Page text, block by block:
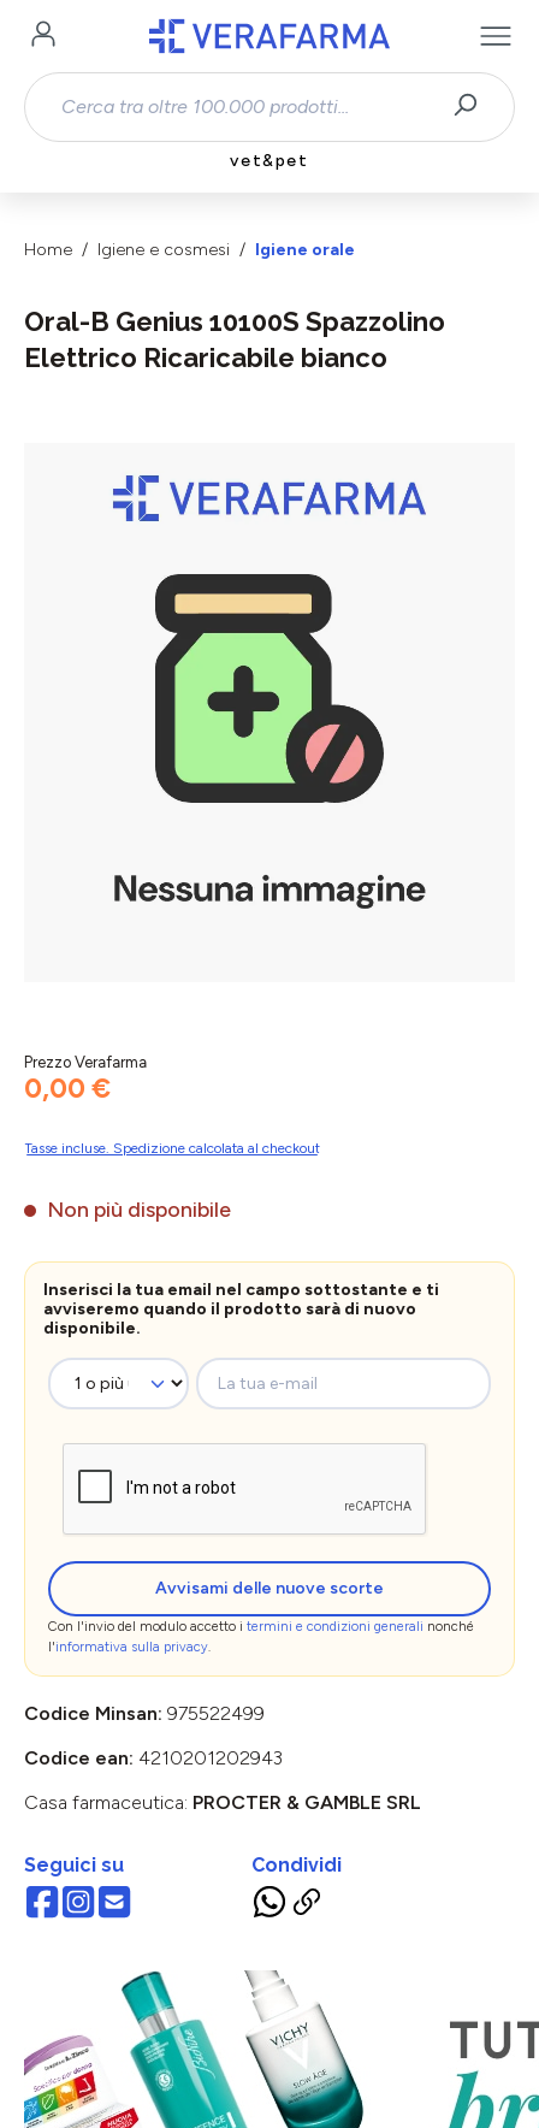
Passa al contenuto principale
vet&pet
Home Igiene e cosmesi Igiene orale
Oral-B Genius 10100S Spazzolino
Elettrico Ricaricabile bianco
Prezzo Verafarma
0,00 €
Tasse incluse. Spedizione calcolata al checkout
Non più disponibile
Inserisci la tua email nel campo sottostante e ti
avviseremo quando il prodotto sarà di nuovo
disponibile.
La tua e-mail
Avvisami delle nuove scorte
Con l'invio del modulo accetto i termini e condizioni generali nonché
l'informativa sulla privacy.
Codice Minsan: 975522499
Codice ean: 4210201202943
Casa farmaceutica: PROCTER & GAMBLE SRL
Seguici su Condividi